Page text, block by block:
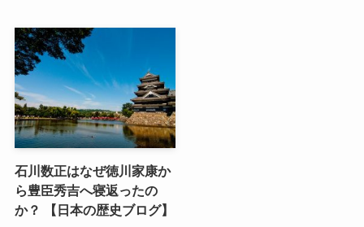
石川数正はなぜ徳川家康か
ら豊臣秀吉へ寝返ったの
か？ 【日本の歴史ブログ】